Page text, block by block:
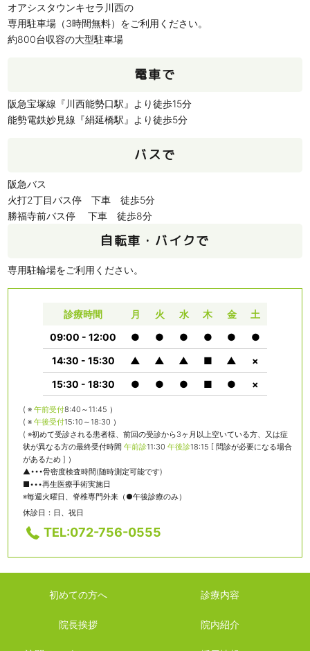
オアシスタウンキセラ川西の
専用駐車場（3時間無料）をご利用ください。
約800台収容の大型駐車場
電車で
阪急宝塚線『川西能勢口駅』より徒歩15分
能勢電鉄妙見線『絹延橋駅』より徒歩5分
バスで
阪急バス
火打2丁目バス停 下車 徒歩5分
勝福寺前バス停 下車 徒歩8分
自転車・バイクで
専用駐輪場をご利用ください。
診療時間 月 火 水 木 金
土
09:00 - 12:00
● ● ● ● ●
●
14:30 - 15:30
▲ ▲ ▲ ■ ▲
×
15:30 - 18:30
● ● ● ■ ● ×
( ※ 午前受付8:40～11:45 ）
( ※ 午後受付15:10～18:30 ）
( ※初めて受診される患者様、前回の受診から3ヶ月以上空いている方、又は症
状が異なる方の最終受付時間 午前診11:30 午後診18:15 [ 問診が必要になる場合
があるため ] ）
▲•••骨密度検査時間(随時測定可能です)
■•••再生医療手術実施日
※毎週火曜日、脊椎専門外来（●午後診療のみ）
休診日：日、祝日
TEL:072-756-0555
初めての方へ 診療内容
院長挨拶 院内紹介